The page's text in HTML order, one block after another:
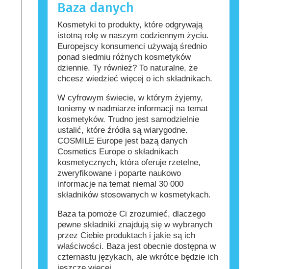
funkcjonowania układu hormonalnego.
Kosmetyki i produkty do pielęgnacji ciała mogą
zawierać składniki, które dla niektórych osób
mogą okazać się alergizujące. Nie oznacza to
jednak, że produkt nie jest bezpieczny dla
innych.
Baza danych
Kosmetyki to produkty, które odgrywają
istotną rolę w naszym codziennym życiu.
Europejscy konsumenci używają średnio
ponad siedmiu różnych kosmetyków
dziennie. Ty również? To naturalne, że
chcesz wiedzieć więcej o ich składnikach.
W cyfrowym świecie, w którym żyjemy,
toniemy w nadmiarze informacji na temat
kosmetyków. Trudno jest samodzielnie
ustalić, które źródła są wiarygodne.
COSMILE Europe jest bazą danych
Cosmetics Europe o składnikach
kosmetycznych, która oferuje rzetelne,
zweryfikowane i poparte naukowo
informacje na temat niemal 30 000
składników stosowanych w kosmetykach.
Baza ta pomoże Ci zrozumieć, dlaczego
pewne składniki znajdują się w wybranych
przez Ciebie produktach i jakie są ich
właściwości. Baza jest obecnie dostępna w
czternastu językach, ale wkrótce będzie ich